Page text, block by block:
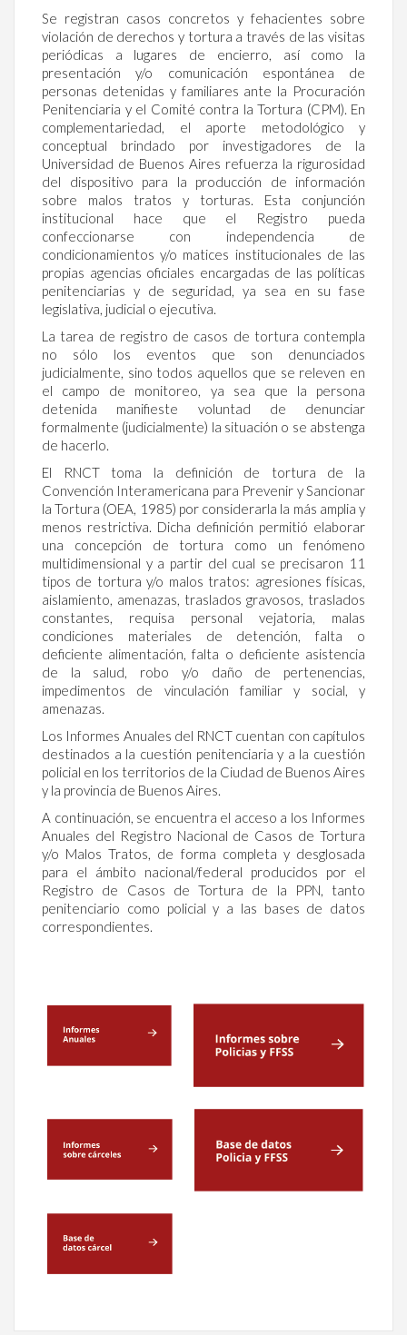
Se registran casos concretos y fehacientes sobre
violación de derechos y tortura a través de las visitas
periódicas a lugares de encierro, así como la
presentación y/o comunicación espontánea de
personas detenidas y familiares ante la Procuración
Penitenciaria y el Comité contra la Tortura (CPM). En
complementariedad, el aporte metodológico y
conceptual brindado por investigadores de la
Universidad de Buenos Aires refuerza la rigurosidad
del dispositivo para la producción de información
sobre malos tratos y torturas. Esta conjunción
institucional hace que el Registro pueda
confeccionarse con independencia de
condicionamientos y/o matices institucionales de las
propias agencias oficiales encargadas de las políticas
penitenciarias y de seguridad, ya sea en su fase
legislativa, judicial o ejecutiva.
La tarea de registro de casos de tortura contempla
no sólo los eventos que son denunciados
judicialmente, sino todos aquellos que se releven en
el campo de monitoreo, ya sea que la persona
detenida manifieste voluntad de denunciar
formalmente (judicialmente) la situación o se abstenga
de hacerlo.
El RNCT toma la definición de tortura de la
Convención Interamericana para Prevenir y Sancionar
la Tortura (OEA, 1985) por considerarla la más amplia y
menos restrictiva. Dicha definición permitió elaborar
una concepción de tortura como un fenómeno
multidimensional y a partir del cual se precisaron 11
tipos de tortura y/o malos tratos: agresiones físicas,
aislamiento, amenazas, traslados gravosos, traslados
constantes, requisa personal vejatoria, malas
condiciones materiales de detención, falta o
deficiente alimentación, falta o deficiente asistencia
de la salud, robo y/o daño de pertenencias,
impedimentos de vinculación familiar y social, y
amenazas.
Los Informes Anuales del RNCT cuentan con capítulos
destinados a la cuestión penitenciaria y a la cuestión
policial en los territorios de la Ciudad de Buenos Aires
y la provincia de Buenos Aires.
A continuación, se encuentra el acceso a los Informes
Anuales del Registro Nacional de Casos de Tortura
y/o Malos Tratos, de forma completa y desglosada
para el ámbito nacional/federal producidos por el
Registro de Casos de Tortura de la PPN, tanto
penitenciario como policial y a las bases de datos
correspondientes.